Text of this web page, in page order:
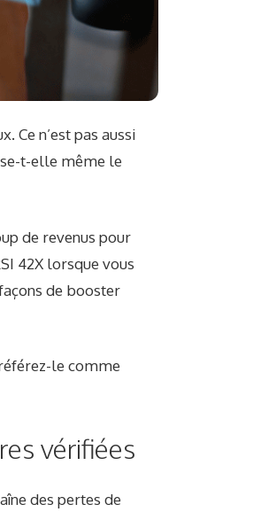
Ce n’est pas aussi
t-elle même le
de revenus pour
42X lorsque vous
de booster
le comme
vérifiées
des pertes de